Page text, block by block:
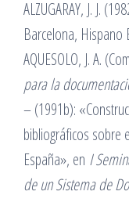
ALZUGARAY, J. J.
Barcelona, Hispano
AQUESOLO, J. A.
para la
– (1991b):
bibliográficos sobre
España», en I
de un Sistema de